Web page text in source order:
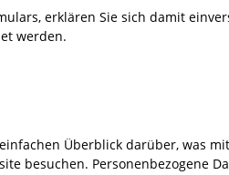
werden.
Überblick darüber, was
besuchen. Personenbezogene